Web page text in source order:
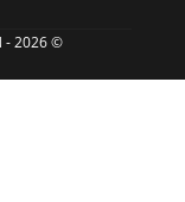
© 2026 - DANNIEH MUNICIPALITIES UNION